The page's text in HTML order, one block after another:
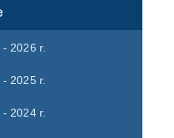
2026 r.
2025 r.
2024 r.